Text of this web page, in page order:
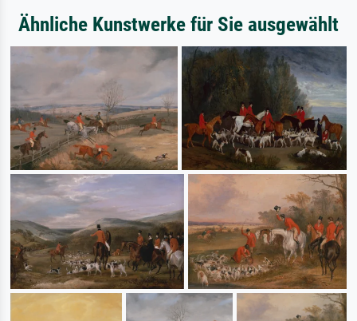
Ähnliche Kunstwerke für Sie ausgewählt